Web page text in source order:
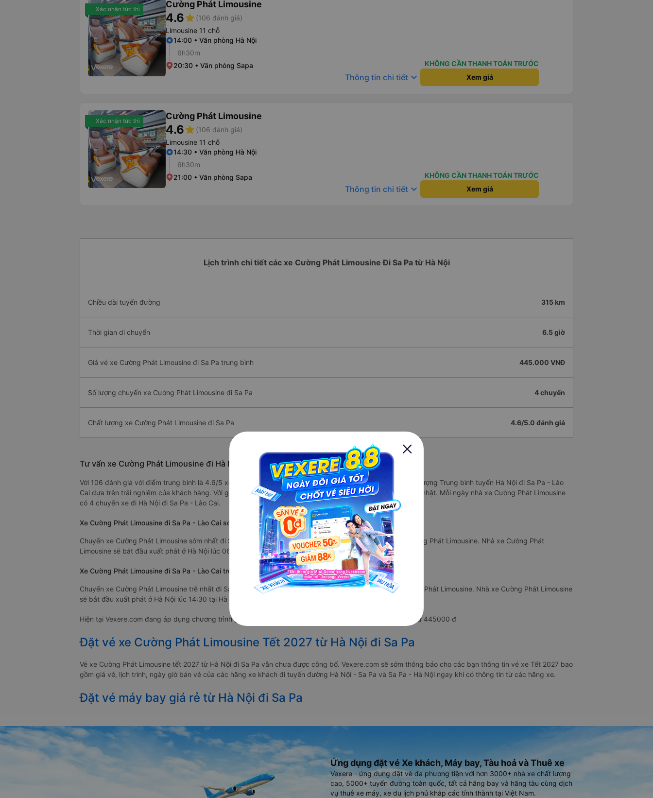
Xác nhận tức thì Cường Phát Limousine
4.6star (106 đánh giá)
Limousine 11 chỗ
14:00 • Văn phòng Hà Nội
6h30m
20:30 • Văn phòng Sapa
KHÔNG CẦN THANH TOÁN TRƯỚC
Thông tin chi tiết keyboard_arrow_down Xem giá
Xác nhận tức thì Cường Phát Limousine
4.6star (106 đánh giá)
Limousine 11 chỗ
14:30 • Văn phòng Hà Nội
6h30m
21:00 • Văn phòng Sapa
KHÔNG CẦN THANH TOÁN TRƯỚC
Thông tin chi tiết keyboard_arrow_down Xem giá
Lịch trình chi tiết các xe Cường Phát Limousine Đi Sa Pa từ Hà Nội
Chiều dài tuyến đường 315 km
Thời gian di chuyển 6.5 giờ
Giá vé xe Cường Phát Limousine đi Sa Pa trung bình 445.000 VNĐ
Số lượng chuyến xe Cường Phát Limousine đi Sa Pa 4 chuyến
Chất lượng xe Cường Phát Limousine đi Sa Pa 4.6/5.0 đánh giá
Tư vấn xe Cường Phát Limousine đi Hà Nội từ Sa Pa - Lào Cai
Với 106 đánh giá với điểm trung bình là 4.6/5 xe Cường Phát Limousine được đánh giá là xe khách có chất lượng Trung bình tuyến Hà Nội đi Sa Pa - Lào
Cai dựa trên trải nghiệm của khách hàng. Với giá vé chỉ từ 445000 đ và các tiện ích trên xe như: Đang cập nhật. Mỗi ngày nhà xe Cường Phát Limousine
có 4 chuyến xe đi Hà Nội đi Sa Pa - Lào Cai.
Xe Cường Phát Limousine đi Sa Pa - Lào Cai sớm nhất ?
Chuyến xe Cường Phát Limousine sớm nhất đi Sa Pa - Lào Cai xuất phát vào lúc 06:30 là của hãng xe Cường Phát Limousine. Nhà xe Cường Phát
Limousine sẽ bắt đầu xuất phát ở Hà Nội lúc 06:30 và dự kiến sẽ trả khách ở Sa Pa - Lào Cai sau 6.5 giờ.
Xe Cường Phát Limousine đi Sa Pa - Lào Cai trễ nhất ?
Chuyến xe Cường Phát Limousine trễ nhất đi Sa Pa - Lào Cai xuất phát vào lúc 14:30 là của hãng xe Cường Phát Limousine. Nhà xe Cường Phát Limousine
sẽ bắt đầu xuất phát ở Hà Nội lúc 14:30 tại Hà Nội và dự kiến sẽ trả khách ở Sa Pa - Lào Cai sau 6.5 giờ.
Hiện tại Vexere.com đang áp dụng chương trình giảm giá với nhà xe Cường Phát Limousine với giá vé chỉ từ 445000 đ
Đặt vé xe Cường Phát Limousine Tết 2027 từ Hà Nội đi Sa Pa
Vé xe Cường Phát Limousine tết 2027 từ Hà Nội đi Sa Pa vẫn chưa được công bố. Vexere.com sẽ sớm thông báo cho các bạn thông tin vé xe Tết 2027 bao
gồm giá vé, lịch trình, ngày giờ bán vé của các hãng xe khách đi tuyến đường Hà Nội - Sa Pa và Sa Pa - Hà Nội ngay khi có thông tin từ các hãng xe.
Đặt vé máy bay giá rẻ từ Hà Nội đi Sa Pa
Ứng dụng đặt vé Xe khách, Máy bay, Tàu hoả và Thuê xe
Vexere - ứng dụng đặt vé đa phương tiện với hơn 3000+ nhà xe chất lượng
cao, 5000+ tuyến đường toàn quốc, tất cả hãng bay và hãng tàu cùng dịch
vụ thuê xe máy, xe du lịch phủ khắp các tỉnh thành tại Việt Nam.